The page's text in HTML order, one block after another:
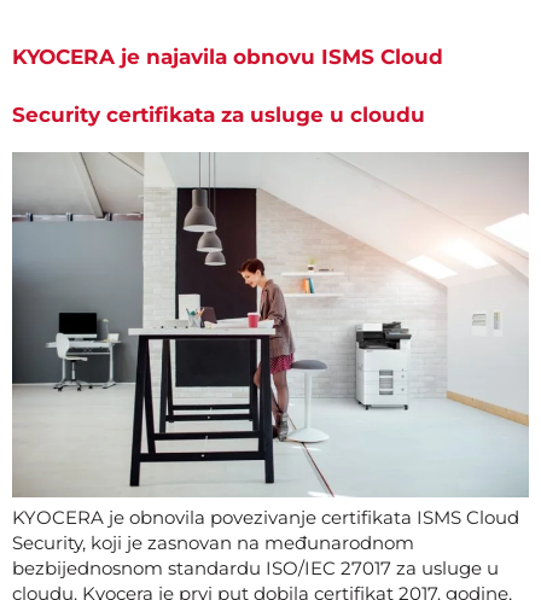
KYOCERA je najavila obnovu ISMS Cloud
Security certifikata za usluge u cloudu
KYOCERA je obnovila povezivanje certifikata ISMS Cloud
Security, koji je zasnovan na međunarodnom
bezbijednosnom standardu ISO/IEC 27017 za usluge u
cloudu. Kyocera je prvi put dobila certifikat 2017. godine,